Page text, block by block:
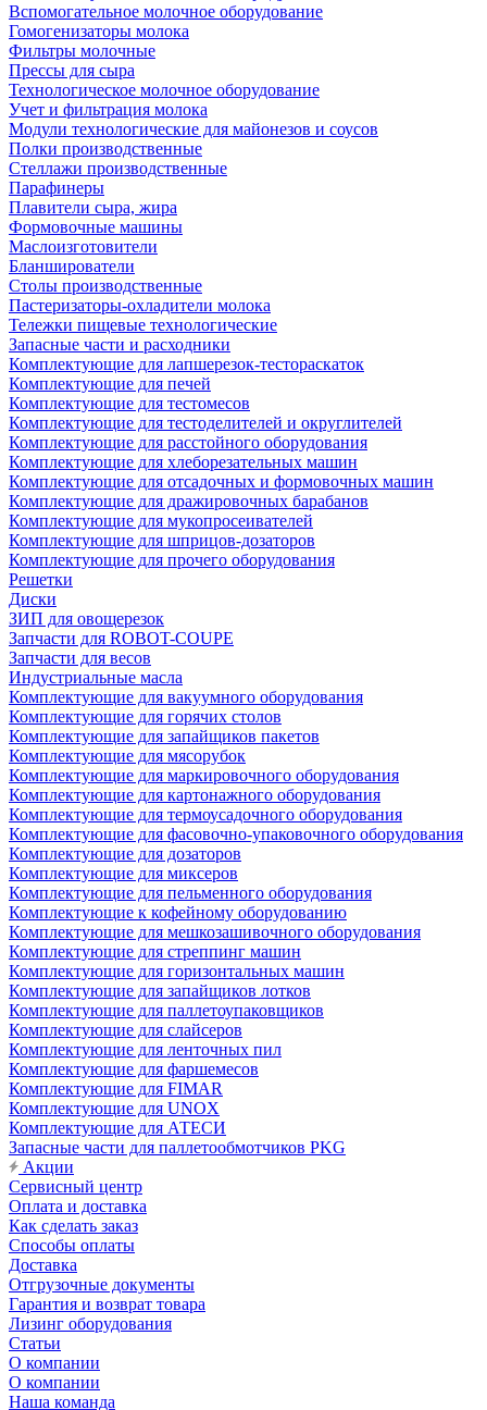
Вспомогательное молочное оборудование
Гомогенизаторы молока
Фильтры молочные
Прессы для сыра
Технологическое молочное оборудование
Учет и фильтрация молока
Модули технологические для майонезов и соусов
Полки производственные
Стеллажи производственные
Парафинеры
Плавители сыра, жира
Формовочные машины
Маслоизготовители
Бланширователи
Столы производственные
Пастеризаторы-охладители молока
Тележки пищевые технологические
Запасные части и расходники
Комплектующие для лапшерезок-тестораскаток
Комплектующие для печей
Комплектующие для тестомесов
Комплектующие для тестоделителей и округлителей
Комплектующие для расстойного оборудования
Комплектующие для хлеборезательных машин
Комплектующие для отсадочных и формовочных машин
Комплектующие для дражировочных барабанов
Комплектующие для мукопросеивателей
Комплектующие для шприцов-дозаторов
Комплектующие для прочего оборудования
Решетки
Диски
ЗИП для овощерезок
Запчасти для ROBOT-COUPE
Запчасти для весов
Индустриальные масла
Комплектующие для вакуумного оборудования
Комплектующие для горячих столов
Комплектующие для запайщиков пакетов
Комплектующие для мясорубок
Комплектующие для маркировочного оборудования
Комплектующие для картонажного оборудования
Комплектующие для термоусадочного оборудования
Комплектующие для фасовочно-упаковочного оборудования
Комплектующие для дозаторов
Комплектующие для миксеров
Комплектующие для пельменного оборудования
Комплектующие к кофейному оборудованию
Комплектующие для мешкозашивочного оборудования
Комплектующие для стреппинг машин
Комплектующие для горизонтальных машин
Комплектующие для запайщиков лотков
Комплектующие для паллетоупаковщиков
Комплектующие для слайсеров
Комплектующие для ленточных пил
Комплектующие для фаршемесов
Комплектующие для FIMAR
Комплектующие для UNOX
Комплектующие для АТЕСИ
Запасные части для паллетообмотчиков PKG
Акции
Сервисный центр
Оплата и доставка
Как сделать заказ
Способы оплаты
Доставка
Отгрузочные документы
Гарантия и возврат товара
Лизинг оборудования
Статьи
О компании
О компании
Наша команда